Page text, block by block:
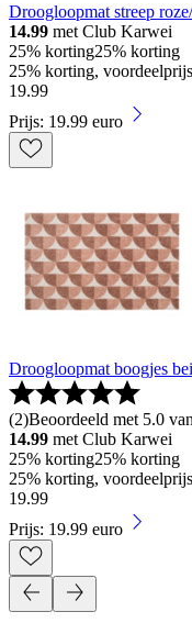
Droogloopmat streep
14.99 met Club Karwei
25% korting25% korting
25% korting,
19.99
Prijs: 19.99 euro
Droogloopmat boogjes
(2)Beoordeeld met 5.0
14.99 met Club Karwei
25% korting25% korting
25% korting,
19.99
Prijs: 19.99 euro